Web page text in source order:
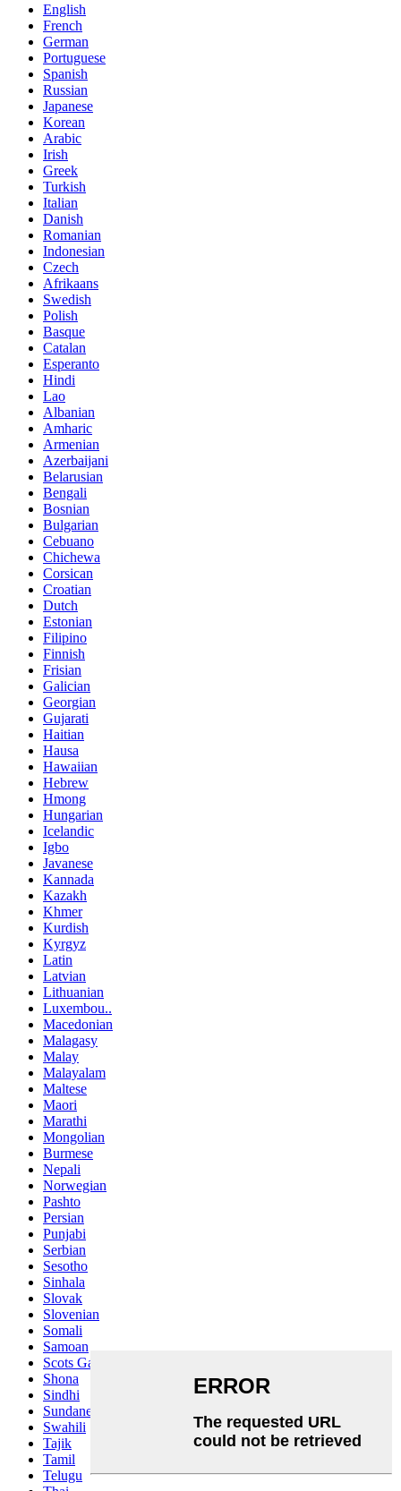
English
French
German
Portuguese
Spanish
Russian
Japanese
Korean
Arabic
Irish
Greek
Turkish
Italian
Danish
Romanian
Indonesian
Czech
Afrikaans
Swedish
Polish
Basque
Catalan
Esperanto
Hindi
Lao
Albanian
Amharic
Armenian
Azerbaijani
Belarusian
Bengali
Bosnian
Bulgarian
Cebuano
Chichewa
Corsican
Croatian
Dutch
Estonian
Filipino
Finnish
Frisian
Galician
Georgian
Gujarati
Haitian
Hausa
Hawaiian
Hebrew
Hmong
Hungarian
Icelandic
Igbo
Javanese
Kannada
Kazakh
Khmer
Kurdish
Kyrgyz
Latin
Latvian
Lithuanian
Luxembou..
Macedonian
Malagasy
Malay
Malayalam
Maltese
Maori
Marathi
Mongolian
Burmese
Nepali
Norwegian
Pashto
Persian
Punjabi
Serbian
Sesotho
Sinhala
Slovak
Slovenian
Somali
Samoan
Scots Gaelic
Shona
Sindhi
Sundanese
Swahili
Tajik
Tamil
Telugu